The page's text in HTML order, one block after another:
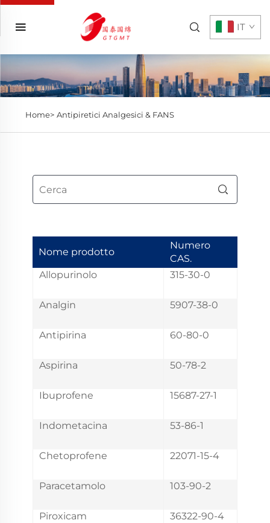
IT
Home> Antipiretici Analgesici & FANS
Nome prodotto
Numero
CAS.
Allopurinolo
315-30-0
Analgin 5907-38-0
Antipirina 60-80-0
Aspirina 50-78-2
Ibuprofene 15687-27-1
Indometacina 53-86-1
Chetoprofene 22071-15-4
Paracetamolo 103-90-2
Piroxicam 36322-90-4